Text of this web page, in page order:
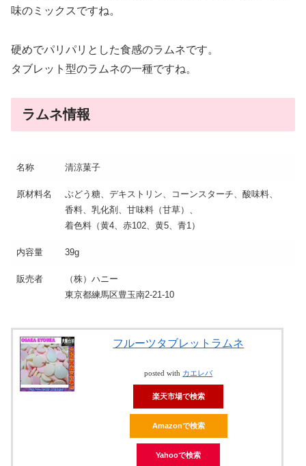
味のミックスですね。
硬めでパリパリとした食感のラムネです。
タブレット型のラムネの一種ですね。
ラムネ情報
名称 清涼菓子
原材料名
ぶどう糖、デキストリン、コーンスターチ、酸味料、
香料、乳化剤、甘味料（甘草）、
着色料（黄4、赤102、黄5、青1）
内容量 39g
販売者
（株）ハニー
東京都練馬区豊玉南2-21-10
フルーツタブレットラムネ
posted with カエレバ
楽天市場で検索
Amazonで検索
Yahooで検索